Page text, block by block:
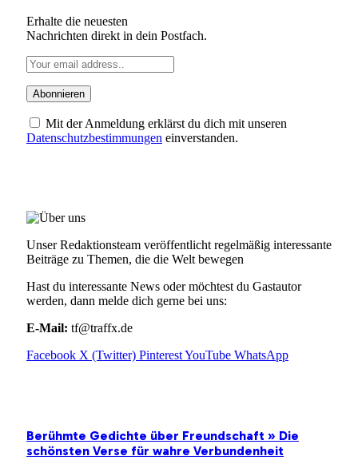
Erhalte die neuesten
Nachrichten direkt in dein Postfach.
Mit der Anmeldung erklärst du dich mit unseren
Datenschutzbestimmungen einverstanden.
Unser Redaktionsteam veröffentlicht regelmäßig interessante
Beiträge zu Themen, die die Welt bewegen
Hast du interessante News oder möchtest du Gastautor
werden, dann melde dich gerne bei uns:
E-Mail: tf@traffx.de
Facebook X (Twitter) PinterestYouTube WhatsApp
Berühmte Gedichte über Freundschaft » Die
schönsten Verse für wahre Verbundenheit